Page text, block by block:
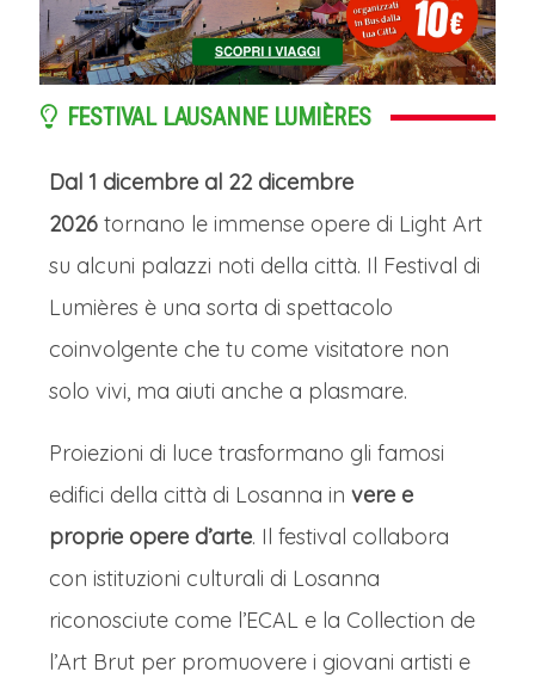
FESTIVAL LAUSANNE LUMIÈRES
Dal 1 dicembre al 22 dicembre
2026 tornano le immense opere di Light Art
su alcuni palazzi noti della città. Il Festival di
Lumières è una sorta di spettacolo
coinvolgente che tu come visitatore non
solo vivi, ma aiuti anche a plasmare.
Proiezioni di luce trasformano gli famosi
edifici della città di Losanna in vere e
proprie opere d’arte. Il festival collabora
con istituzioni culturali di Losanna
riconosciute come l’ECAL e la Collection de
l’Art Brut per promuovere i giovani artisti e